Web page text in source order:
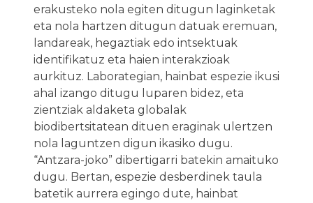
erakusteko nola egiten ditugun laginketak
eta nola hartzen ditugun datuak eremuan,
landareak, hegaztiak edo intsektuak
identifikatuz eta haien interakzioak
aurkituz. Laborategian, hainbat espezie ikusi
ahal izango ditugu luparen bidez, eta
zientziak aldaketa globalak
biodibertsitatean dituen eraginak ulertzen
nola laguntzen digun ikasiko dugu.
“Antzara-joko” dibertigarri batekin amaituko
dugu. Bertan, espezie desberdinek taula
batetik aurrera egingo dute, hainbat